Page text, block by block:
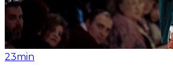
23min